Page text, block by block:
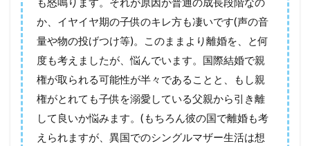
か、イヤイヤ期の子供のキレ方も凄いです(声の音
量や物の投げつけ等)。このままより離婚を、と何
度も考えましたが、悩んでいます。国際結婚で親
権が取られる可能性が半々であることと、もし親
権がとれても子供を溺愛している父親から引き離
して良いか悩みます。(もちろん彼の国で離婚も考
えられますが、異国でのシングルマザー生活は想